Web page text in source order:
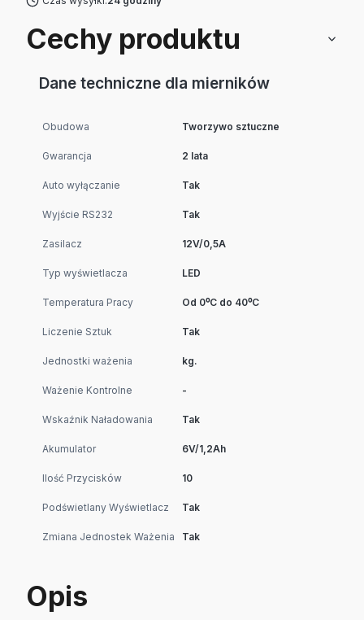
Cechy produktu
Dane techniczne dla mierników
Obudowa Tworzywo sztuczne
Gwarancja 2 lata
Auto wyłączanie Tak
Wyjście RS232 Tak
Zasilacz 12V/0,5A
Typ wyświetlacza LED
Temperatura Pracy Od 0⁰C do 40⁰C
Liczenie Sztuk Tak
Jednostki ważenia kg.
Ważenie Kontrolne -
Wskaźnik Naładowania Tak
Akumulator 6V/1,2Ah
Ilość Przycisków 10
Podświetlany Wyświetlacz Tak
Zmiana Jednostek Ważenia Tak
Opis